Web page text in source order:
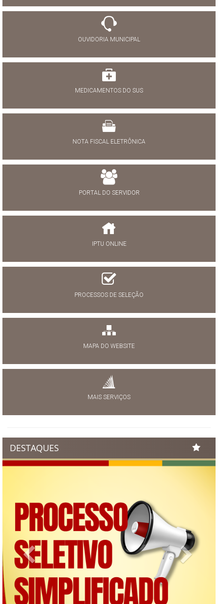
OUVIDORIA MUNICIPAL
MEDICAMENTOS DO SUS
NOTA FISCAL ELETRÔNICA
PORTAL DO SERVIDOR
IPTU ONLINE
PROCESSOS DE SELEÇÃO
MAPA DO WEBSITE
MAIS SERVIÇOS
DESTAQUES
Previous Next